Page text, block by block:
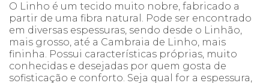
O Linho é um tecido muito nobre, fabricado a
partir de uma fibra natural. Pode ser encontrado
em diversas espessuras, sendo desde o Linhão,
mais grosso, até a Cambraia de Linho, mais
fininha. Possui características próprias, muito
conhecidas e desejadas por quem gosta de
sofisticação e conforto. Seja qual for a espessura,